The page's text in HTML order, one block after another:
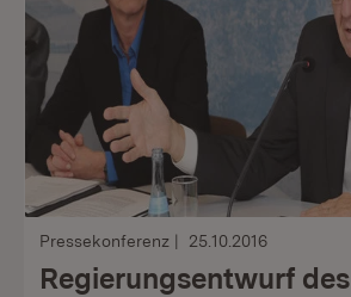
Pressekonferenz 25.10.2016
Regierungsentwurf des